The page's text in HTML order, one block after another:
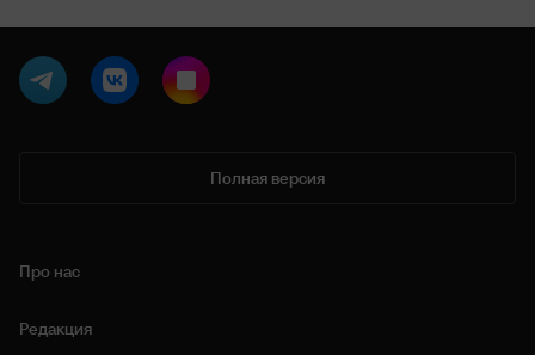
Полная версия
Про нас
Редакция